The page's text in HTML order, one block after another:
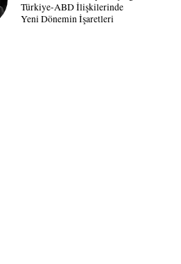
Türkiye-ABD İlişkilerinde
Yeni Dönemin İşaretleri